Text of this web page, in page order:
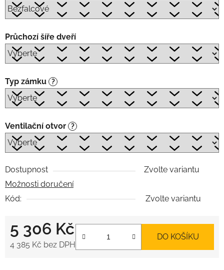
Průchozí šíře dveří
Typ zámku ?
Ventilační otvor ?
Dostupnost
Zvolte variantu
Možnosti doručení
Kód:
Zvolte variantu
5 306 Kč
4 385 Kč bez DPH
DO KOŠÍKU